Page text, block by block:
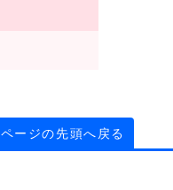
ページの先頭へ戻る